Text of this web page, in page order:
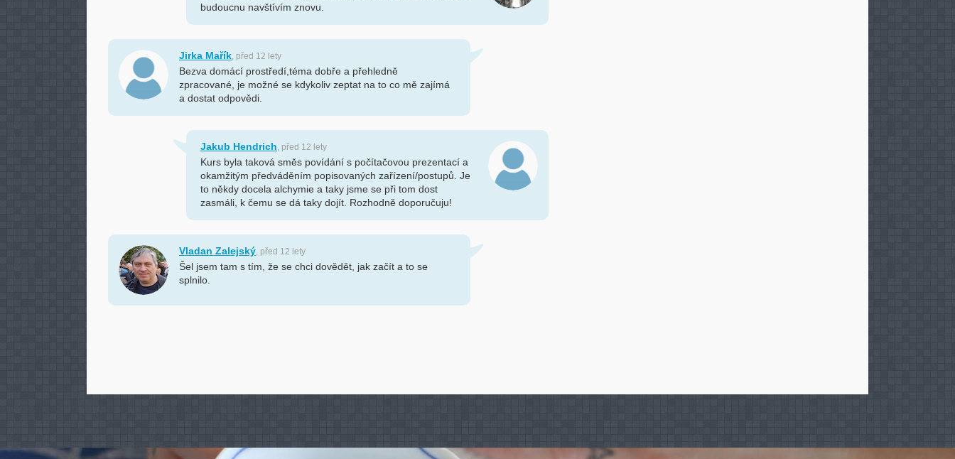
budoucnu navštívím znovu.
Jirka Mařík, před 12 lety
Bezva domácí prostředí,téma dobře a přehledně
zpracované, je možné se kdykoliv zeptat na to co mě zajímá
a dostat odpovědi.
Jakub Hendrich, před 12 lety
Kurs byla taková směs povídání s počítačovou prezentací a
okamžitým předváděním popisovaných zařízení/postupů. Je
to někdy docela alchymie a taky jsme se při tom dost
zasmáli, k čemu se dá taky dojít. Rozhodně doporučuju!
Vladan Zalejský, před 12 lety
Šel jsem tam s tím, že se chci dovědět, jak začít a to se
splnilo.